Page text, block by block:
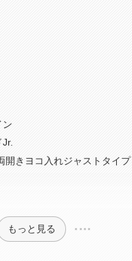
ン
開きヨコ入れジャストタイプ
もっと見る